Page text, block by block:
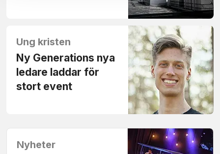
Ung kristen
Ny Generations nya
ledare laddar för
stort event
Nyheter